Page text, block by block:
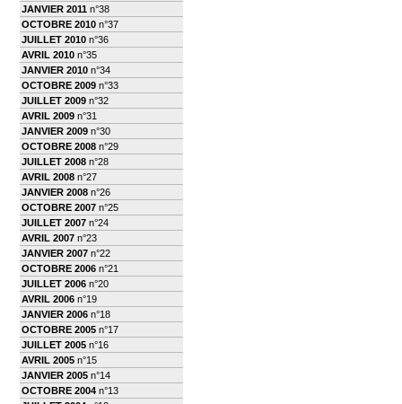
JANVIER 2011 n°38
OCTOBRE 2010 n°37
JUILLET 2010 n°36
AVRIL 2010 n°35
JANVIER 2010 n°34
OCTOBRE 2009 n°33
JUILLET 2009 n°32
AVRIL 2009 n°31
JANVIER 2009 n°30
OCTOBRE 2008 n°29
JUILLET 2008 n°28
AVRIL 2008 n°27
JANVIER 2008 n°26
OCTOBRE 2007 n°25
JUILLET 2007 n°24
AVRIL 2007 n°23
JANVIER 2007 n°22
OCTOBRE 2006 n°21
JUILLET 2006 n°20
AVRIL 2006 n°19
JANVIER 2006 n°18
OCTOBRE 2005 n°17
JUILLET 2005 n°16
AVRIL 2005 n°15
JANVIER 2005 n°14
OCTOBRE 2004 n°13